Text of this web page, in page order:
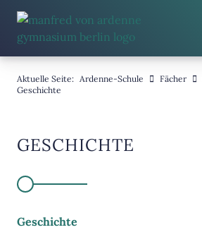
Aktuelle Seite: Ardenne-Schule Fächer
Geschichte
GESCHICHTE
Geschichte